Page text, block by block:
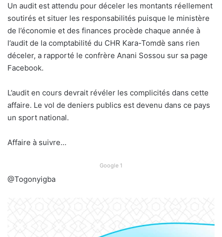
Un audit est attendu pour déceler les montants réellement
soutirés et situer les responsabilités puisque le ministère
de l’économie et des finances procède chaque année à
l’audit de la comptabilité du CHR Kara-Tomdè sans rien
déceler, a rapporté le confrère Anani Sossou sur sa page
Facebook.
L’audit en cours devrait révéler les complicités dans cette
affaire. Le vol de deniers publics est devenu dans ce pays
un sport national.
Affaire à suivre…
Google 1
@Togonyigba